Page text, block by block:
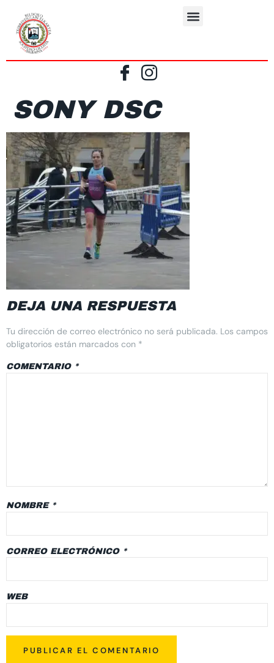
SONY DSC
DEJA UNA RESPUESTA
Tu dirección de correo electrónico no será publicada. Los campos
obligatorios están marcados con *
COMENTARIO *
NOMBRE *
CORREO ELECTRÓNICO *
WEB